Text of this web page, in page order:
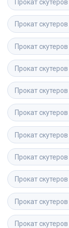
Прокат скутеров
Прокат скутеров
Прокат скутеров
Прокат скутеров
Прокат скутеров
Прокат скутеров
Прокат скутеров
Прокат скутеров
Прокат скутеров
Прокат скутеров
Прокат скутеров